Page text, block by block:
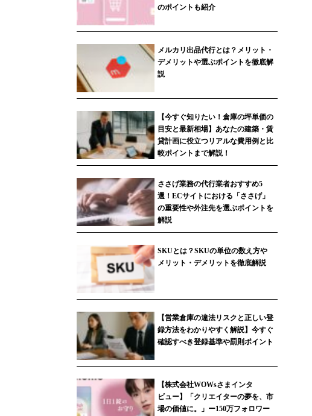
のポイントも紹介
メルカリ出品代行とは？メリット・
デメリットや選ぶポイントを徹底解
説
【今すぐ知りたい！倉庫の坪単価の
目安と最新相場】あなたの建築・賃
貸計画に役立つリアルな費用例と比
較ポイントまで解説！
ささげ業務の代行業者おすすめ5
選！ECサイトにおける「ささげ」
の重要性や外注先を選ぶポイントを
解説
SKUとは？SKUの単位の数え方や
メリット・デメリットを徹底解説
【営業倉庫の違法リスクと正しい登
録方法をわかりやすく解説】今すぐ
確認すべき登録基準や罰則ポイント
【株式会社WOWsさまインタ
ビュー】「クリエイターの夢を、市
場の価値に。」ー150万フォロワー